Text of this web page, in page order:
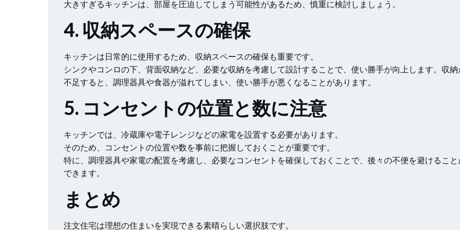
大きすぎるキッチンは、部屋を圧迫してしまう可能性があるため、慎重に検討しましょう。
4. 収納スペースの確保
キッチンは日常的に使用するため、収納スペースの確保も重要です。
シンクやコンロの下、背面収納など、必要な収納を考慮して設計することで、使い勝手が向上します。収納
不足すると、調理器具や食器が溢れてしまい、使い勝手が悪くなることがあります。
5. コンセントの位置と数に注意
キッチンでは、冷蔵庫や電子レンジなどの家電を設置する必要があります。
そのため、コンセントの位置や数を事前に把握しておくことが重要です。
特に、調理器具や家電の配置を考慮し、必要なコンセントを確保しておくことで、後々の不便を避けること
できます。
まとめ
注文住宅は理想の住まいを実現できる素晴らしい選択肢です。